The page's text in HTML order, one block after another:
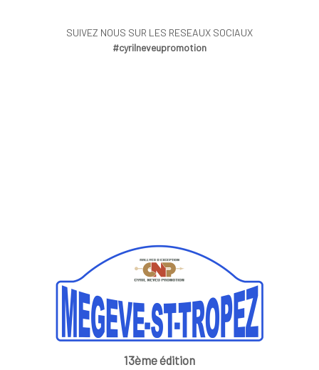
SUIVEZ NOUS SUR LES RESEAUX SOCIAUX
#cyrilneveupromotion
13ème édition